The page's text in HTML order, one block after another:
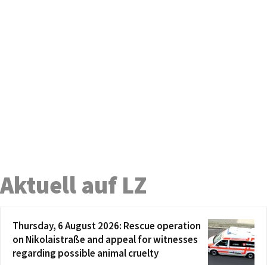
Aktuell auf LZ
Thursday, 6 August 2026: Rescue operation
on Nikolaistraße and appeal for witnesses
regarding possible animal cruelty